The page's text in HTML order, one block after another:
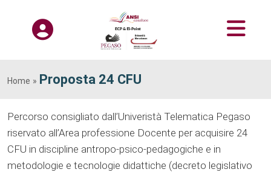
Home » Proposta 24 CFU
Percorso consigliato dall’Univeristà Telematica Pegaso
riservato all’Area professione Docente per acquisire 24
CFU in discipline antropo-psico-pedagogiche e in
metodologie e tecnologie didattiche (decreto legislativo